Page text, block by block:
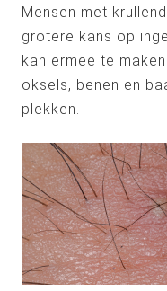
Mensen met
grotere kans op
kan ermee te
oksels, benen en
plekken.